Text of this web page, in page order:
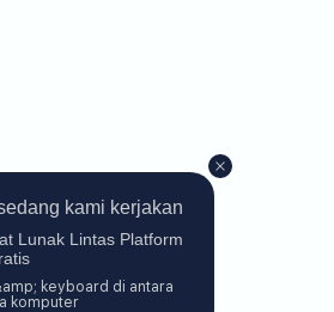
kami kerjakan
Lunak Lintas Platform
keyboard di antara
komputer